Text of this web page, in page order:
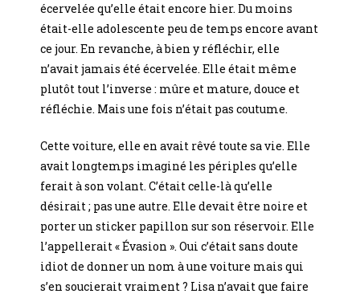
écervelée qu’elle était encore hier. Du moins
était-elle adolescente peu de temps encore avant
ce jour. En revanche, à bien y réfléchir, elle
n’avait jamais été écervelée. Elle était même
plutôt tout l’inverse : mûre et mature, douce et
réfléchie. Mais une fois n’était pas coutume.
Cette voiture, elle en avait rêvé toute sa vie. Elle
avait longtemps imaginé les périples qu’elle
ferait à son volant. C’était celle-là qu’elle
désirait ; pas une autre. Elle devait être noire et
porter un sticker papillon sur son réservoir. Elle
l’appellerait « Évasion ». Oui c’était sans doute
idiot de donner un nom à une voiture mais qui
s’en soucierait vraiment ? Lisa n’avait que faire